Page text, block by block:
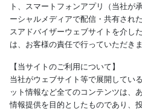
ト、スマートフォンアプリ（当社が
ーシャルメディアで配信・共有され
スアドバイザーウェブサイトを介し
は、お客様の責任で行っていただき
【当サイトのご利用について】
当社がウェブサイト等で展開してい
ット情報など全てのコンテンツは、
情報提供を目的としたものであり、